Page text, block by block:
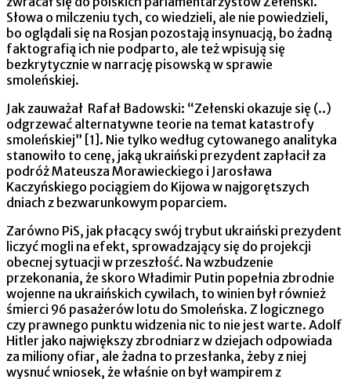
Słowa o milczeniu tych, co wiedzieli, ale nie powiedzieli,
bo oglądali się na Rosjan pozostają insynuacją, bo żadną
faktografią ich nie podparto, ale też wpisują się
bezkrytycznie w narrację pisowską w sprawie
smoleńskiej.
Jak zauważał Rafał Badowski: “Zełenski okazuje się (..)
odgrzewać alternatywne teorie na temat katastrofy
smoleńskiej” [1]. Nie tylko według cytowanego analityka
stanowiło to cenę, jaką ukraiński prezydent zapłacił za
podróż Mateusza Morawieckiego i Jarosława
Kaczyńskiego pociągiem do Kijowa w najgorętszych
dniach z bezwarunkowym poparciem.
Zarówno PiS, jak płacący swój trybut ukraiński prezydent
liczyć mogli na efekt, sprowadzający się do projekcji
obecnej sytuacji w przeszłość. Na wzbudzenie
przekonania, że skoro Władimir Putin popełnia zbrodnie
wojenne na ukraińskich cywilach, to winien był również
śmierci 96 pasażerów lotu do Smoleńska. Z logicznego
czy prawnego punktu widzenia nic to nie jest warte. Adolf
Hitler jako największy zbrodniarz w dziejach odpowiada
za miliony ofiar, ale żadna to przesłanka, żeby z niej
wysnuć wniosek, że właśnie on był wampirem z